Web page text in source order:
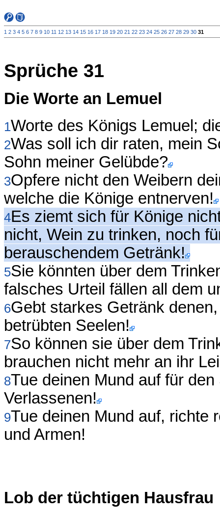
1 2 3 4 5 6 7 8 9 10 11 12 13 14 15 16 17 18 19 20 21 22 23 24 25 26 27 28 29 30 31
Sprüche 31
Die Worte an Lemuel
1Worte des Königs Lemuel;
2Was soll ich dir raten, mein
Sohn meiner Gelübde?
3Opfere nicht den Weibern
welche die Könige entnerven!
4Es ziemt sich für Könige
nicht, Wein zu trinken, noch
berauschendem Getränk!
5Sie könnten über dem
falsches Urteil fällen all dem
6Gebt starkes Getränk
betrübten Seelen!
7So können sie über dem
brauchen nicht mehr an ihr
8Tue deinen Mund auf für
Verlassenen!
9Tue deinen Mund auf, richte
und Armen!
Lob der tüchtigen Hausfrau